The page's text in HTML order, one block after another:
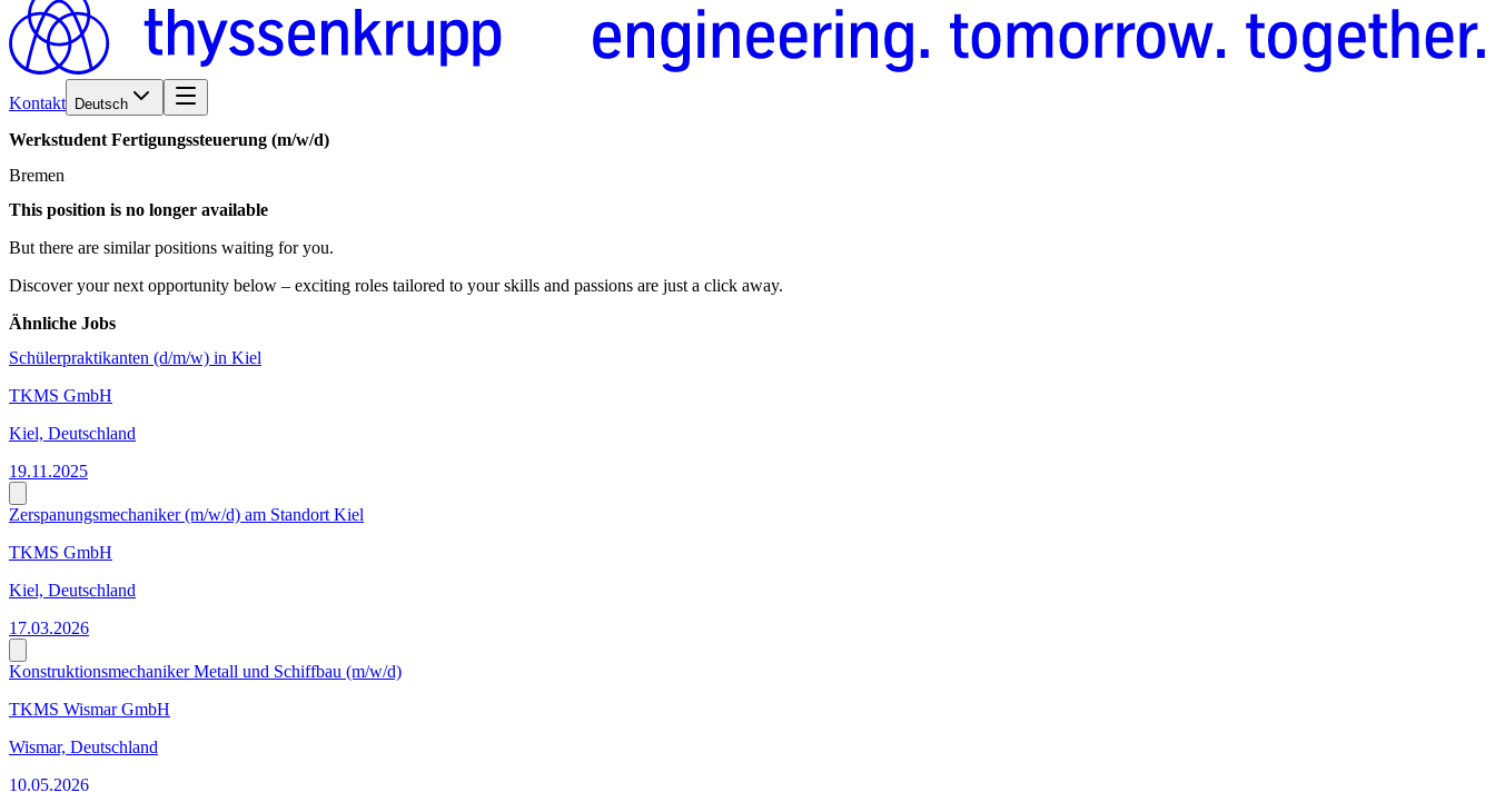
Kontakt Deutsch
Werkstudent Fertigungssteuerung (m/w/d)
Bremen
This position is no longer available
But there are similar positions waiting for you.
Discover your next opportunity below – exciting roles tailored to your skills and passions are just a click away.
Ähnliche Jobs
Schülerpraktikanten (d/m/w) in Kiel
TKMS GmbH
Kiel, Deutschland
19.11.2025
Zerspanungsmechaniker (m/w/d) am Standort Kiel
TKMS GmbH
Kiel, Deutschland
17.03.2026
Konstruktionsmechaniker Metall und Schiffbau (m/w/d)
TKMS Wismar GmbH
Wismar, Deutschland
10.05.2026